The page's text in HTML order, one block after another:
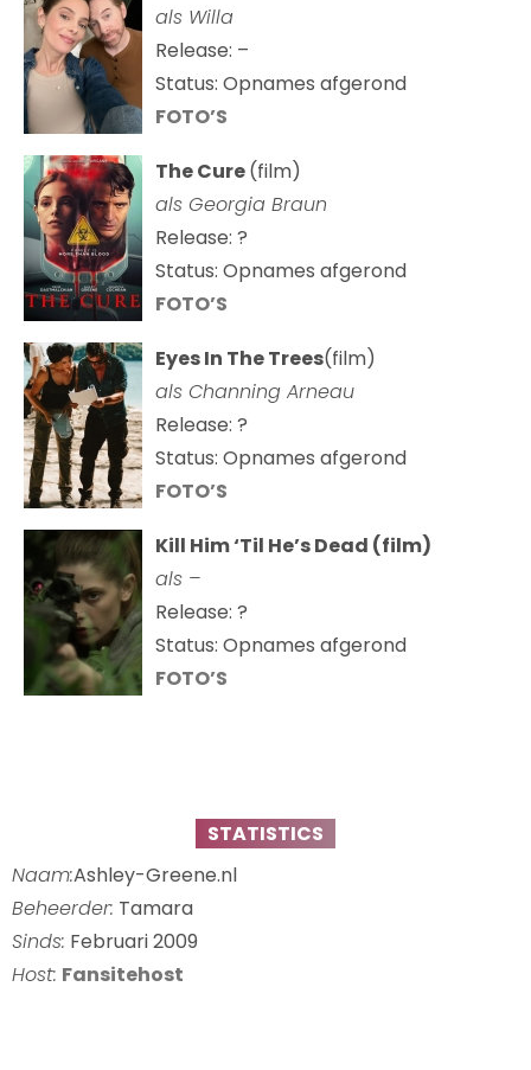
als Willa
Release: –
Status: Opnames afgerond
FOTO’S
The Cure(film)
als Georgia Braun
Release: ?
Status: Opnames afgerond
FOTO’S
Eyes In The Trees(film)
als Channing Arneau
Release: ?
Status: Opnames afgerond
FOTO’S
Kill Him ‘Til He’s Dead (film)
als –
Release: ?
Status: Opnames afgerond
FOTO’S
STATISTICS
Naam:Ashley-Greene.nl
Beheerder: Tamara
Sinds: Februari 2009
Host: Fansitehost